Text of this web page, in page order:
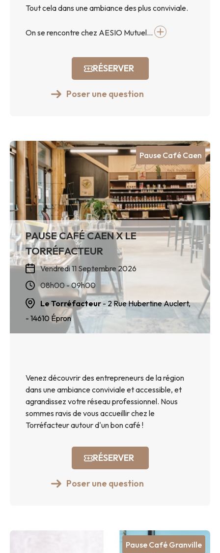
Tout cela dans une ambiance des plus conviviale.
On se rencontre chez AESIO Mutuel...
RÉSERVER
Poser une question
Pause Café Caen
PAUSE CAFÉ CAEN X LE
TORRÉFACTEUR
Vendredi 11 Septembre 2026
08h00 - 09h00
Le Torréfacteur - 2 Rue Hubertine Auclert,
- 14610Épron
Venez découvrir des entrepreneurs de la région
dans une ambiance conviviale et accessible, et
agrandissez votre réseau professionnel. Nous
sommes ravis de vous accueillir chez le
Torréfacteur autour d'un bon café !
RÉSERVER
Poser une question
Pause Café Granville